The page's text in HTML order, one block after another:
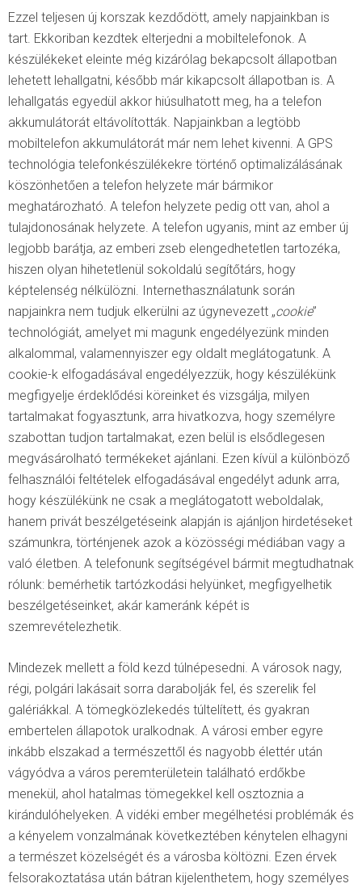
Ezzel teljesen új korszak kezdődött, amely napjainkban is
tart. Ekkoriban kezdtek elterjedni a mobiltelefonok. A
készülékeket eleinte még kizárólag bekapcsolt állapotban
lehetett lehallgatni, később már kikapcsolt állapotban is. A
lehallgatás egyedül akkor hiúsulhatott meg, ha a telefon
akkumulátorát eltávolították. Napjainkban a legtöbb
mobiltelefon akkumulátorát már nem lehet kivenni. A GPS
technológia telefonkészülékekre történő optimalizálásának
köszönhetően a telefon helyzete már bármikor
meghatározható. A telefon helyzete pedig ott van, ahol a
tulajdonosának helyzete. A telefon ugyanis, mint az ember új
legjobb barátja, az emberi zseb elengedhetetlen tartozéka,
hiszen olyan hihetetlenül sokoldalú segítőtárs, hogy
képtelenség nélkülözni. Internethasználatunk során
napjainkra nem tudjuk elkerülni az úgynevezett „cookie”
technológiát, amelyet mi magunk engedélyezünk minden
alkalommal, valamennyiszer egy oldalt meglátogatunk. A
cookie-k elfogadásával engedélyezzük, hogy készülékünk
megfigyelje érdeklődési köreinket és vizsgálja, milyen
tartalmakat fogyasztunk, arra hivatkozva, hogy személyre
szabottan tudjon tartalmakat, ezen belül is elsődlegesen
megvásárolható termékeket ajánlani. Ezen kívül a különböző
felhasználói feltételek elfogadásával engedélyt adunk arra,
hogy készülékünk ne csak a meglátogatott weboldalak,
hanem privát beszélgetéseink alapján is ajánljon hirdetéseket
számunkra, történjenek azok a közösségi médiában vagy a
való életben. A telefonunk segítségével bármit megtudhatnak
rólunk: bemérhetik tartózkodási helyünket, megfigyelhetik
beszélgetéseinket, akár kameránk képét is
szemrevételezhetik.
Mindezek mellett a föld kezd túlnépesedni. A városok nagy,
régi, polgári lakásait sorra darabolják fel, és szerelik fel
galériákkal. A tömegközlekedés túltelített, és gyakran
embertelen állapotok uralkodnak. A városi ember egyre
inkább elszakad a természettől és nagyobb élettér után
vágyódva a város peremterületein található erdőkbe
menekül, ahol hatalmas tömegekkel kell osztoznia a
kirándulóhelyeken. A vidéki ember megélhetési problémák és
a kényelem vonzalmának következtében kénytelen elhagyni
a természet közelségét és a városba költözni. Ezen érvek
felsorakoztatása után bátran kijelenthetem, hogy személyes